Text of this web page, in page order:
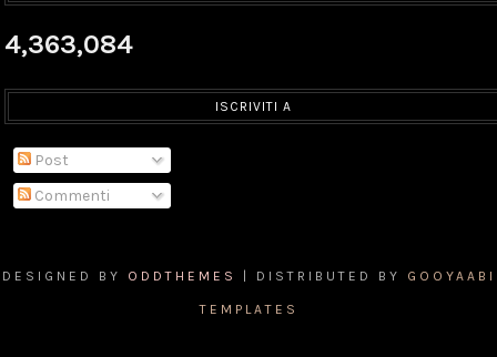
4,363,084
ISCRIVITI A
Post
Commenti
DESIGNED BY ODDTHEMES | DISTRIBUTED BY GOOYAABI
TEMPLATES